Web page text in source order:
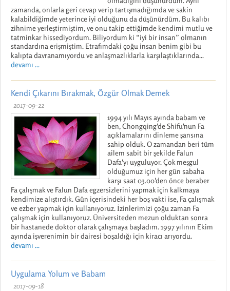
zamanda, onlarla geri cevap verip tartışmadığımda ve sakin
kalabildiğimde yeterince iyi olduğunu da düşünürdüm. Bu kalıbı
zihnime yerleştirmiştim, ve onu takip ettiğimde kendimi mutlu ve
tatminkar hissediyordum. Biliyordum ki “iyi bir insan” olmanın
standardına erişmiştim. Etrafımdaki çoğu insan benim gibi bu
kalıpta davranamıyordu ve anlaşmazlıklarla karşılaştıklarında...
devamı ...
Kendi Çıkarını Bırakmak, Özgür Olmak Demek
2017-09-22
1994 yılı Mayıs ayında babam ve
ben, Chongqing'de Shifu'nun Fa
açıklamalarını dinleme şansına
sahip olduk. O zamandan beri tüm
ailem sabit bir şekilde Falun
Dafa'yı uyguluyor. Çok meşgul
olduğumuz için her gün sabaha
karşı saat 03.00'den önce beraber
Fa çalışmak ve Falun Dafa egzersizlerini yapmak için kalkmaya
kendimize alıştırdık. Gün içerisindeki her boş vakti ise, Fa çalışmak
ve ezber yapmak için kullanıyoruz. İzinlerimizi çoğu zaman Fa
çalışmak için kullanıyoruz. Üniversiteden mezun olduktan sonra
bir hastanede doktor olarak çalışmaya başladım. 1997 yılının Ekim
ayında işverenimin bir dairesi boşaldığı için kiracı arıyordu.
devamı ...
Uygulama Yolum ve Babam
2017-09-18